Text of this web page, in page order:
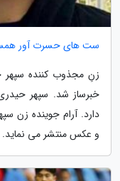
ست های حسرت آور
زنِ مجذوب کننده سپهر
خبرساز شد. سپهر
دارد. آرام جوینده زن
و عکس منتشر می نماید.